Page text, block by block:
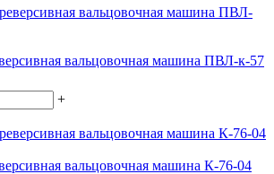
вальцовочная машина ПВЛ-к-57
+
вальцовочная машина К-76-04